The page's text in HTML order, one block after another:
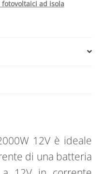
ad isola
12V è ideale
di una batteria